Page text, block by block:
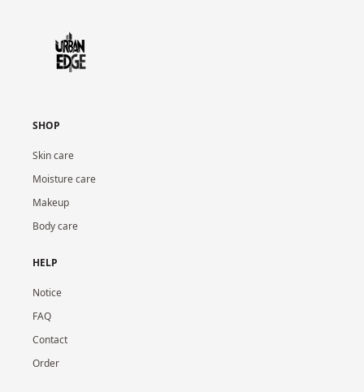
SHOP
Skin care
Moisture care
Makeup
Body care
HELP
Notice
FAQ
Contact
Order